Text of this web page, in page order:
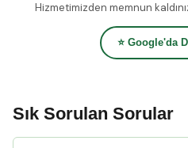
Hizmetimizden memnun
⭐ Google'da
Sık Sorulan Sorular